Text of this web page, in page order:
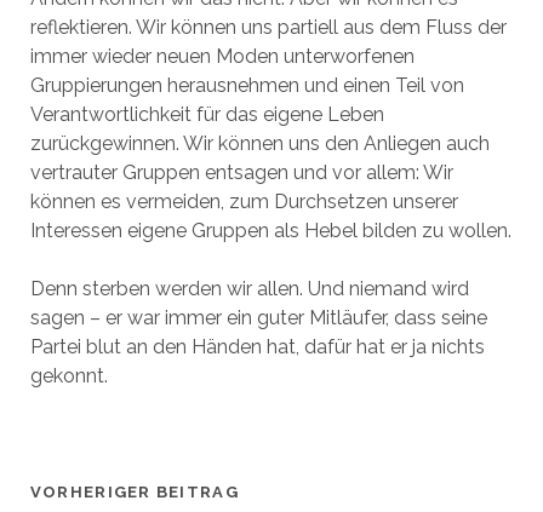
reflektieren. Wir können uns partiell aus dem Fluss der
immer wieder neuen Moden unterworfenen
Gruppierungen herausnehmen und einen Teil von
Verantwortlichkeit für das eigene Leben
zurückgewinnen. Wir können uns den Anliegen auch
vertrauter Gruppen entsagen und vor allem: Wir
können es vermeiden, zum Durchsetzen unserer
Interessen eigene Gruppen als Hebel bilden zu wollen.
Denn sterben werden wir allen. Und niemand wird
sagen – er war immer ein guter Mitläufer, dass seine
Partei blut an den Händen hat, dafür hat er ja nichts
gekonnt.
VORHERIGER BEITRAG